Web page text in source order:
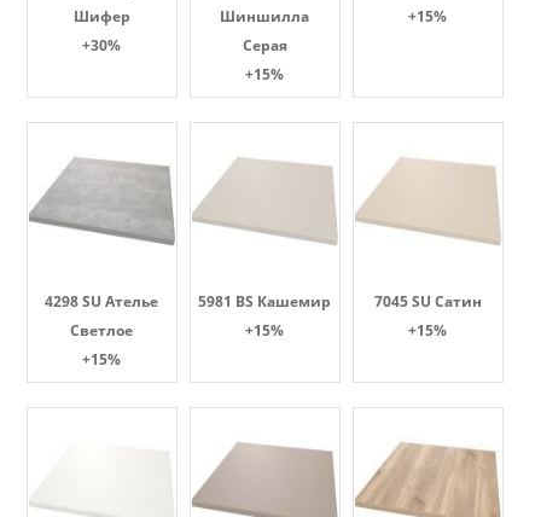
Шифер
+30%
Шиншилла
Серая
+15%
+15%
4298 SU Ателье
Светлое
+15%
5981 BS Кашемир
+15%
7045 SU Сатин
+15%